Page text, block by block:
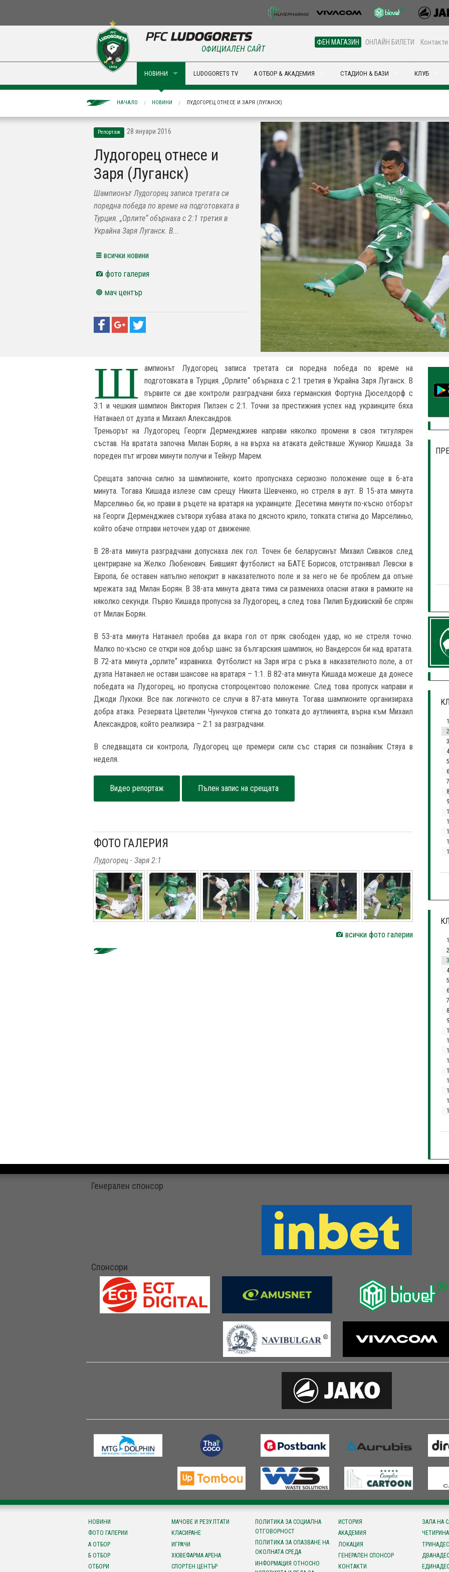
ФЕН МАГАЗИН ОНЛАЙН БИЛЕТИ Контакти
ОФИЦИАЛЕН САЙТ
НОВИНИ LUDOGORETS TV А ОТБОР & АКАДЕМИЯ СТАДИОН & БАЗИ КЛУБ
НАЧАЛО НОВИНИ ЛУДОГОРЕЦ ОТНЕСЕ И ЗАРЯ (ЛУГАНСК)
Репортаж 28 януари 2016
Лудогорец отнесе и
Заря (Луганск)
Шампионът Лудогорец записа третата си
поредна победа по време на подготовката в
Турция. „Орлите“ обърнаха с 2:1 третия в
Украйна Заря Луганск. В...
всички новини
фото галерия
мач център
Ш
ампионът Лудогорец записа третата си поредна победа по време на
подготовката в Турция. „Орлите“ обърнаха с 2:1 третия в Украйна Заря Луганск. В
първите си две контроли разградчани биха германския Фортуна Дюселдорф с
3:1 и чешкия шампион Виктория Пилзен с 2:1. Точни за престижния успех над украинците бяха
Натанаел от дузпа и Михаил Александров.
Треньорът на Лудогорец Георги Дерменджиев направи няколко промени в своя титулярен
състав. На вратата започна Милан Борян, а на върха на атаката действаше Жуниор Кишада. За
пореден път игрови минути получи и Тейнур Марем.
Срещата започна силно за шампионите, които пропуснаха сериозно положение още в 6-ата
минута. Тогава Кишада излезе сам срещу Никита Шевченко, но стреля в аут. В 15-ата минута
Марселиньо би, но прави в ръцете на вратаря на украинците. Десетина минути по-късно отборът
на Георги Дерменджиев сътвори хубава атака по дясното крило, топката стигна до Марселиньо,
който обаче отправи неточен удар от движение.
В 28-ата минута разградчани допуснаха лек гол. Точен бе беларусинът Михаил Сиваков след
центриране на Желко Любенович. Бившият футболист на БАТЕ Борисов, отстранявал Левски в
Европа, бе оставен напълно непокрит в наказателното поле и за него не бе проблем да опъне
мрежата зад Милан Борян. В 38-ата минута двата тима си размениха опасни атаки в рамките на
няколко секунди. Първо Кишада пропусна за Лудогорец, а след това Пилип Будкивский бе спрян
от Милан Борян.
В 53-ата минута Натанаел пробва да вкара гол от пряк свободен удар, но не стреля точно.
Малко по-късно се откри нов добър шанс за българския шампион, но Вандерсон би над вратата.
В 72-ата минута „орлите“ изравниха. Футболист на Заря игра с ръка в наказателното поле, а от
дузпа Натанаел не остави шансове на вратаря – 1:1. В 82-ата минута Кишада можеше да донесе
победата на Лудогорец, но пропусна стопроцентово положение. След това пропуск направи и
Джоди Лукоки. Все пак логичното се случи в 87-ата минута. Тогава шампионите организираха
добра атака. Резервата Цветелин Чунчуков стигна до топката до аутлинията, върна към Михаил
Александров, който реализира – 2:1 за разградчани.
В следващата си контрола, Лудогорец ще премери сили със стария си познайник Стяуа в
неделя.
Видео репортаж Пълен запис на срещата
ФОТО ГАЛЕРИЯ
Лудогорец - Заря 2:1
всички фото галерии
Генерален спонсор
Спонсори
НОВИНИ
ФОТО ГАЛЕРИИ
А ОТБОР
Б ОТБОР
ОТБОРИ
МАЧОВЕ И РЕЗУЛТАТИ
КЛАСИРАНЕ
ИГРАЧИ
ХЮВЕФАРМА АРЕНА
СПОРТЕН ЦЕНТЪР
ПОЛИТИКА ЗА СОЦИАЛНА
ОТГОВОРНОСТ
ПОЛИТИКА ЗА ОПАЗВАНЕ НА
ОКОЛНАТА СРЕДА
ИНФОРМАЦИЯ ОТНОСНО
ИСТОРИЯ
АКАДЕМИЯ
ЛОКАЦИЯ
ГЕНЕРАЛЕН СПОНСОР
КОНТАКТИ
ЗАЛА НА